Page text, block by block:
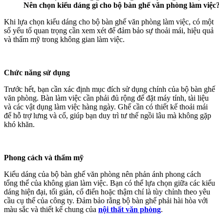
Nên chọn kiểu dáng gì cho bộ bàn ghế văn phòng làm
Khi lựa chọn kiểu dáng cho bộ bàn ghế văn phòng làm việc, có một
số yếu tố quan trọng cần xem xét để đảm bảo sự thoải mái, hiệu quả
và thẩm mỹ trong không gian làm việc.
Chức năng sử dụng
Trước hết, bạn cần xác định mục đích sử dụng chính của bộ bàn ghế
văn phòng. Bàn làm việc cần phải đủ rộng để đặt máy tính, tài liệu
và các vật dụng làm việc hàng ngày. Ghế cần có thiết kế thoải mái
để hỗ trợ lưng và cổ, giúp bạn duy trì tư thế ngồi lâu mà không gặp
khó khăn.
Phong cách và thẩm mỹ
Kiểu dáng của bộ bàn ghế văn phòng nên phản ánh phong cách
tổng thể của không gian làm việc. Bạn có thể lựa chọn giữa các kiểu
dáng hiện đại, tối giản, cổ điển hoặc thậm chí là tùy chỉnh theo yêu
cầu cụ thể của công ty. Đảm bảo rằng bộ bàn ghế phải hài hòa với
màu sắc và thiết kế chung của nội thất văn phòng.